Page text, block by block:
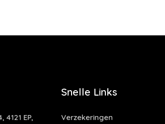
EP,
Snelle Links
Verzekeringen